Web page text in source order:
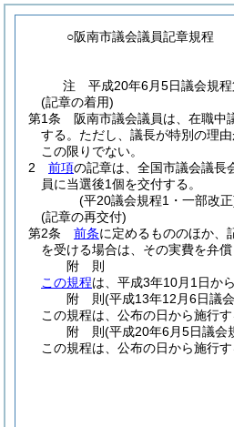
○阪南市議会議員記章規程
注 平成20年6月5日議会規程
(記章の着用)
第1条
阪南市議会議員は、在職中
する。 ただし、議長が特別の理
この限りでない。
2
前項の記章は、全国市議会議長
員に当選後1個を交付する。
(平20議会規程1・一部改
(記章の再交付)
第2条
前条に定めるもののほか、
を受ける場合は、その実費を弁償
附 則
この規程は、平成3年10月1日か
附 則(平成13年12月6日議
この規程は、公布の日から施行す
附 則(平成20年6月5日議会
この規程は、公布の日から施行す